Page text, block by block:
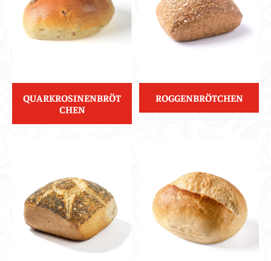
QUARKROSINENBRÖT
CHEN
ROGGENBRÖTCHEN